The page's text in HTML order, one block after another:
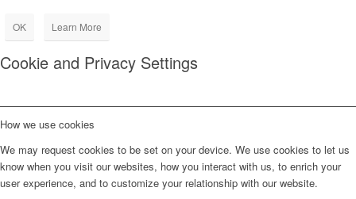
OK Learn More
Cookie and Privacy Settings
How we use cookies
We may request cookies to be set on your device. We use cookies to let us
know when you visit our websites, how you interact with us, to enrich your
user experience, and to customize your relationship with our website.